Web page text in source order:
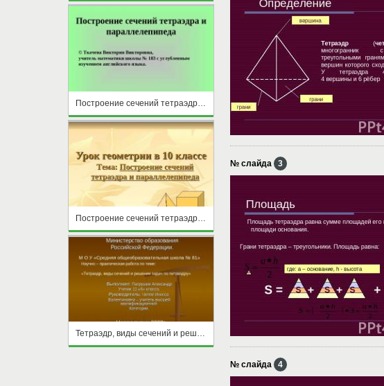
Построение сечений тетраэдра и параллелепипеда
Тетраэдр, виды сечений и решение задач по тетраэдру
№ слайда 3
№ слайда 4